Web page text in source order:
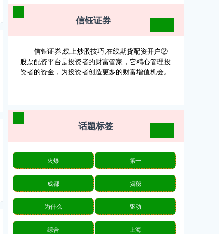
信钰证券
信钰证券,线上炒股技巧,在线期货配资开户②
股票配资平台是投资者的财富管家，它精心管理投
资者的资金，为投资者创造更多的财富增值机会。
话题标签
火爆 第一
成都 揭秘
为什么 驱动
综合 上海